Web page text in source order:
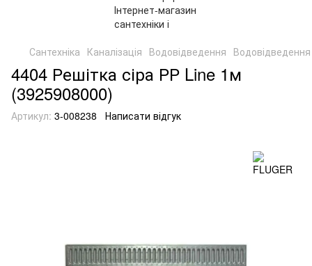
Сантехніка Каналізація Водовідведення
4404 Решітка сіра РР Line 1м
(3925908000)
Артикул: 3-008238 Написати відгук